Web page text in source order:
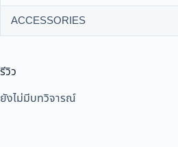
ACCESSORIES
รีวิว
ยังไม่มีบทวิจารณ์